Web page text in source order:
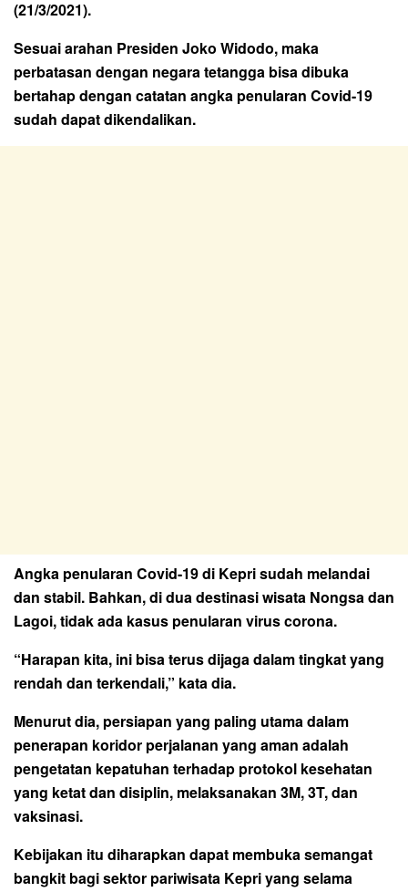
(21/3/2021).
Sesuai arahan Presiden Joko Widodo, maka
perbatasan dengan negara tetangga bisa dibuka
bertahap dengan catatan angka penularan Covid-19
sudah dapat dikendalikan.
Angka penularan Covid-19 di Kepri sudah melandai
dan stabil. Bahkan, di dua destinasi wisata Nongsa dan
Lagoi, tidak ada kasus penularan virus corona.
“Harapan kita, ini bisa terus dijaga dalam tingkat yang
rendah dan terkendali,” kata dia.
Menurut dia, persiapan yang paling utama dalam
penerapan koridor perjalanan yang aman adalah
pengetatan kepatuhan terhadap protokol kesehatan
yang ketat dan disiplin, melaksanakan 3M, 3T, dan
vaksinasi.
Kebijakan itu diharapkan dapat membuka semangat
bangkit bagi sektor pariwisata Kepri yang selama